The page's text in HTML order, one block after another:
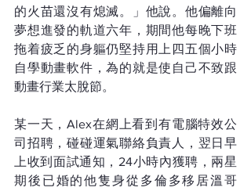
的火苗還沒有熄滅。」他說。他偏離向
夢想進發的軌道六年，期間他每晚下班
拖着疲乏的身軀仍堅持用上四五個小時
自學動畫軟件，為的就是使自己不致跟
動畫行業太脫節。
某一天，Alex在網上看到有電腦特效公
司招聘，碰碰運氣聯絡負責人，翌日早
上收到面試通知，24小時內獲聘，兩星
期後已婚的他隻身從多倫多移居溫哥